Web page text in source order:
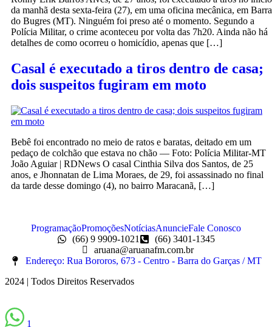
da manhã desta sexta-feira (27), em uma oficina mecânica, em Barra
do Bugres (MT). Ninguém foi preso até o momento. Segundo a
Polícia Militar, o crime aconteceu por volta das 7h20. Ainda não há
detalhes de como ocorreu o homicídio, apenas que […]
Casal é executado a tiros dentro de casa;
dois suspeitos fugiram em moto
Bebê foi encontrado no meio de ratos e baratas, deitado em um
pedaço de colchão que estava no chão — Foto: Polícia Militar-MT
João Aguiar | RDNews O casal Cinthia Silva dos Santos, de 25
anos, e Jhonnatan de Lima Moraes, de 29, foi assassinado no final
da tarde desse domingo (4), no bairro Maracanã, […]
ProgramaçãoPromoçõesNotíciasAnuncieFale Conosco
(66) 9 9909-1021
(66) 3401-1345
aruana@aruanafm.com.br
Endereço: Rua Bororos, 673 - Centro - Barra do Garças / MT
2024 | Todos Direitos Reservados
1